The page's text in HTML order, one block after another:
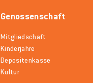
Genossenschaft
Mitgliedschaft
Kinderjahre
Depositenkasse
Kultur